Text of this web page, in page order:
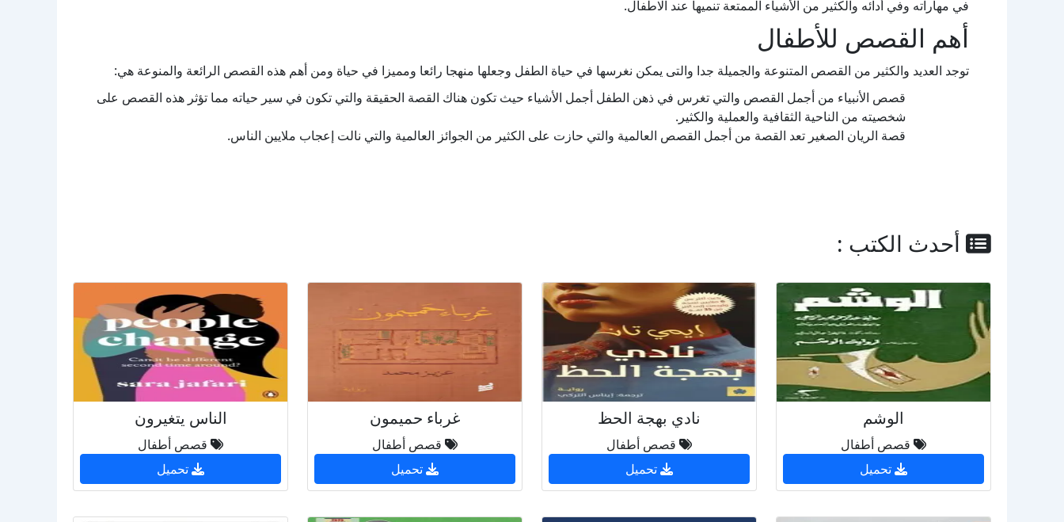
في مهاراته وفي أدائه والكثير من الأشياء الممتعة تنميها عند الاطفال.
أهم القصص للأطفال
توجد العديد والكثير من القصص المتنوعة والجميلة جدا والتى يمكن نغرسها في حياة الطفل وجعلها منهجا رائعا ومميزا في حياة ومن أهم هذه القصص الرائعة والمنوعة هي:
قصص الأنبياء من أجمل القصص والتي تغرس في ذهن الطفل أجمل الأشياء حيث تكون هناك القصة الحقيقة والتي تكون في سير حياته مما تؤثر هذه القصص على
شخصيته من الناحية الثقافية والعملية والكثير.
قصة الريان الصغير تعد القصة من أجمل القصص العالمية والتي حازت على الكثير من الجوائز العالمية والتي نالت إعجاب ملايين الناس.
أحدث الكتب :
الوشم
قصص أطفال
تحميل
نادي بهجة الحظ
قصص أطفال
تحميل
غرباء حميمون
قصص أطفال
تحميل
الناس يتغيرون
قصص أطفال
تحميل